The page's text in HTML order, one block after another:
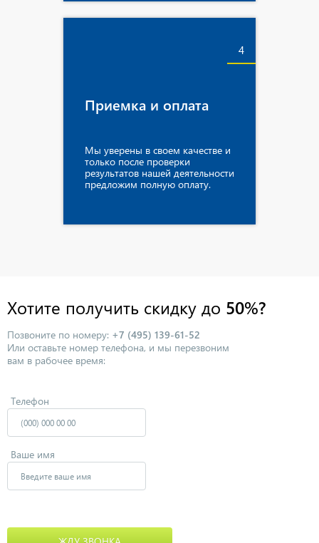
4
Приемка и оплата
Мы уверены в своем качестве и
только после проверки
результатов нашей деятельности
предложим полную оплату.
Хотите получить скидку до 50%?
Позвоните по номеру: +7 (495) 139-61-52
Или оставьте номер телефона, и мы перезвоним
вам в рабочее время:
Телефон
Ваше имя